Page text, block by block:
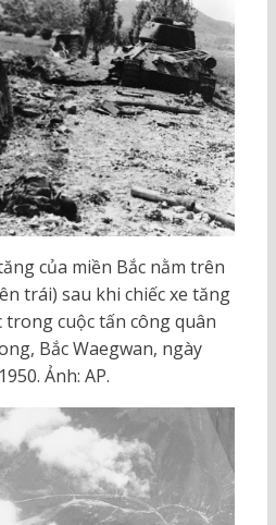
của miền Bắc nằm trên
trái) sau khi chiếc xe tăng
trong cuộc tấn công quân
Bắc Waegwan, ngày
Ảnh: AP.